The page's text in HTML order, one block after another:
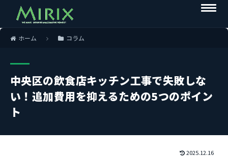
ホーム コラム
中央区の飲食店キッチン工事で失敗しな
い！追加費用を抑えるための5つのポイン
ト
2025.12.16